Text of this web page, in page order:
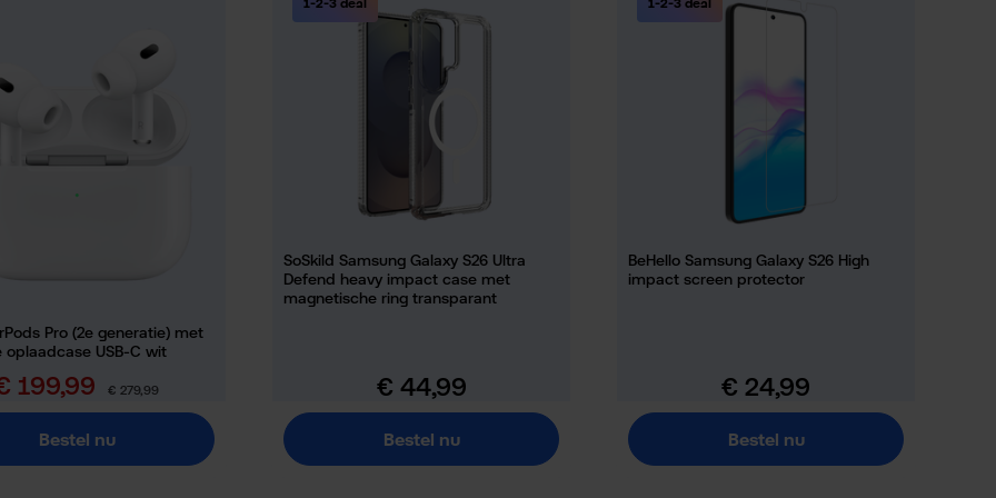
Pro (2e generatie) met
oplaadcase USB-C wit
199,99 Normale prijs:
€ 279,99
Bestel nu
1-2-3 deal
SoSkild Samsung Galaxy S26 Ultra
Defend heavy impact case met
magnetische ring transparant
Normale prijs:
€ 44,99
Bestel nu
1-2-3 deal
BeHello Samsung Galaxy S26 High
impact screen protector
Normale prijs:
€ 24,99
Bestel nu